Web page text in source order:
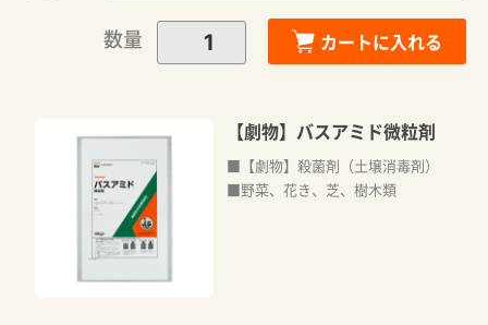
数量
カートに入れる
【劇物】バスアミド微粒剤
■【劇物】殺菌剤（土壌消毒剤）
■野菜、花き、芝、樹木類